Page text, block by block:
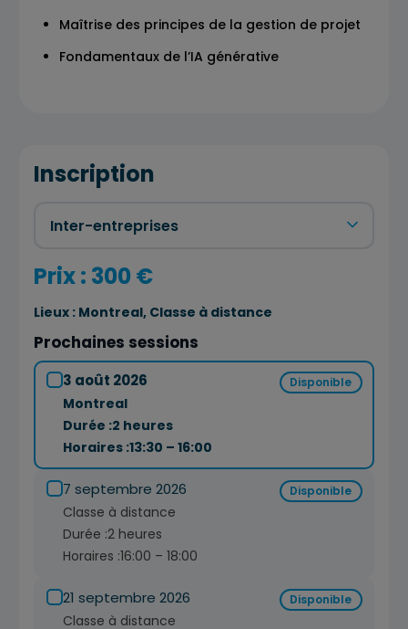
Maîtrise des principes de la gestion de projet
Fondamentaux de l’IA générative
Inscription
Prix : 300 €
Lieux : Montreal, Classe à distance
Prochaines sessions
3 août 2026 Disponible
Montreal
Durée :2 heures
Horaires :13:30 – 16:00
7 septembre 2026 Disponible
Classe à distance
Durée :2 heures
Horaires :16:00 – 18:00
21 septembre 2026 Disponible
Classe à distance